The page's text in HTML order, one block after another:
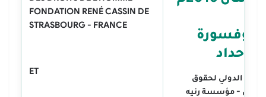
FONDATION RENÉ CASSIN DE
STRASBOURG - FRANCE
ET
حداد
الدولي لحقوق
- مؤسسة رنيه